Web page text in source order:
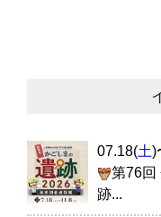
07.18(土)
第76回
跡...